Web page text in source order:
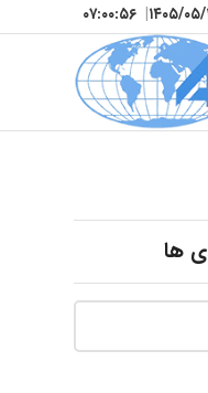
۰۵/۱۶| ۰۷:۰۰:۵۷
ها